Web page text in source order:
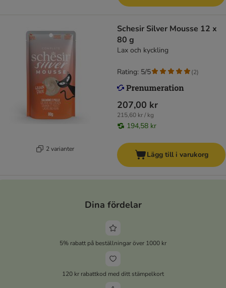
2 varianter
Schesir Silver Mousse 12 x
80 g
Lax och kyckling
207,00 kr
215,60 kr / kg
194,58 kr
Rating: 5/5 (2)
Lägg till i varukorg
Dina fördelar
5% rabatt på beställningar över 1000 kr
120 kr rabattkod med ditt stämpelkort